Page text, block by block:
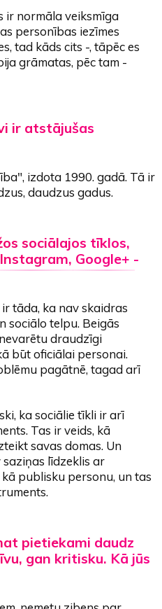
ir normāla veiksmīga
personības iezīmes
tad kāds cits -, tāpēc es
grāmatas, pēc tam -
ir atstājušas
izdota 1990. gadā. Tā ir
daudzus gadus.
sociālajos tīklos,
Instagram, Google+ -
tāda, ka nav skaidras
sociālo telpu. Beigās
draudzīgi
būt oficiālai personai.
pagātnē, tagad arī
ka sociālie tīkli ir arī
Tas ir veids, kā
savas domas. Un
līdzeklis ar
publisku personu, un tas
pietiekami daudz
gan kritisku. Kā jūs